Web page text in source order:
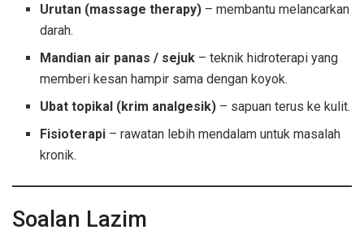
Urutan (massage therapy) – membantu melancarkan
darah.
Mandian air panas / sejuk – teknik hidroterapi yang
memberi kesan hampir sama dengan koyok.
Ubat topikal (krim analgesik) – sapuan terus ke kulit.
Fisioterapi – rawatan lebih mendalam untuk masalah
kronik.
Soalan Lazim